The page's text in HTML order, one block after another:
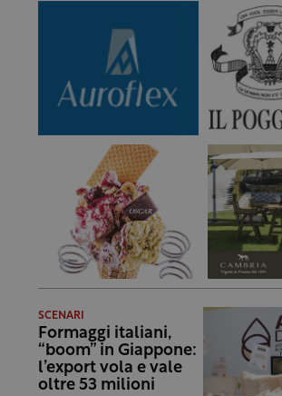
SCENARI
Formaggi italiani,
“boom” in Giappone:
l’export vola e vale
oltre 53 milioni